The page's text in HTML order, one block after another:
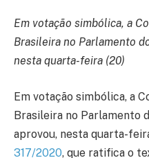
Em votação simbólica, a
Brasileira no Parlamento
nesta quarta-feira (20)
Em votação simbólica, a
Brasileira no Parlamento
aprovou, nesta quarta-
317/2020, que ratifica o